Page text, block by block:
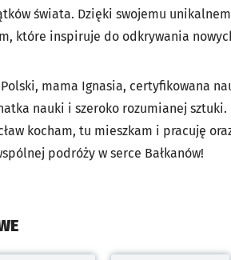
świata. Dzięki swojemu
które inspiruje do odkrywania
mama Ignasia, certyfikowana
nauki i szeroko rozumianej
kocham, tu mieszkam i pracuję
podróży w serce Bałkanów!